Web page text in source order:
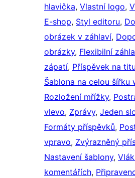
hlavička, Vlastní logo,
E-shop, Styl editoru,
obrázek v záhlaví,
obrázky, Flexibilní
zápatí, Příspěvek na
Šablona na celou šířku
Rozložení mřížky,
vlevo, Zprávy, Jeden
Formáty příspěvků,
vpravo, Zvýrazněný
Nastavení šablony,
komentářích,